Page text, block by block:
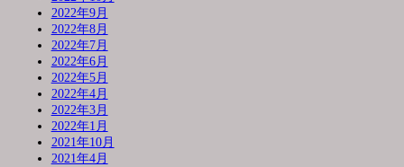
2022年9月
2022年8月
2022年7月
2022年6月
2022年5月
2022年4月
2022年3月
2022年1月
2021年10月
2021年4月